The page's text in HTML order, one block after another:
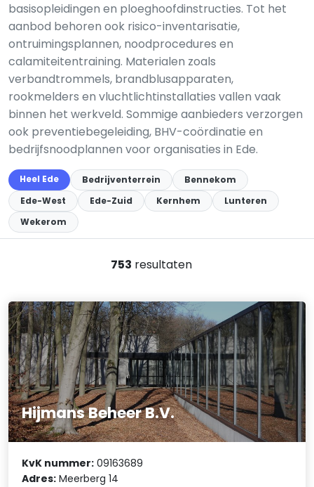
basisopleidingen en ploeghoofdinstructies. Tot het
aanbod behoren ook risico-inventarisatie,
ontruimingsplannen, noodprocedures en
calamiteitentraining. Materialen zoals
verbandtrommels, brandblusapparaten,
rookmelders en vluchtlichtinstallaties vallen vaak
binnen het werkveld. Sommige aanbieders verzorgen
ook preventiebegeleiding, BHV-coördinatie en
bedrijfsnoodplannen voor organisaties in Ede.
Heel Ede Bedrijventerrein
Bennekom
Ede-West
Ede-Zuid Kernhem
Lunteren
Wekerom
753 resultaten
Hijmans Beheer B.V.
KvK nummer: 09163689
Adres: Meerberg 14